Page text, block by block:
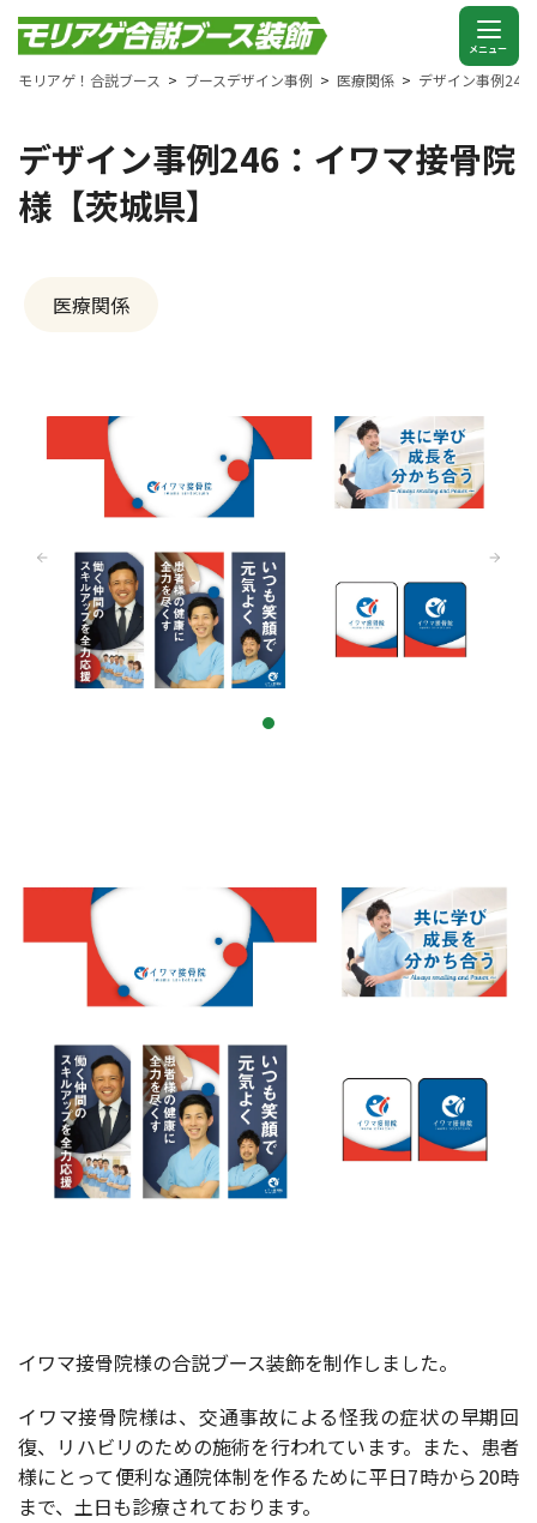
モリアゲ！合説ブース ブースデザイン事例 医療関係 デザイン事例246
デザイン事例246：イワマ接骨院
様【茨城県】
医療関係
イワマ接骨院様の合説ブース装飾を制作しました。
イワマ接骨院様は、交通事故による怪我の症状の早期回
復、リハビリのための施術を行われています。また、患者
様にとって便利な通院体制を作るために平日7時から20時
まで、土日も診療されております。